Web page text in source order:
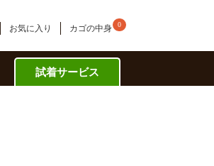
お気に入り カゴの中身 0
試着サービス